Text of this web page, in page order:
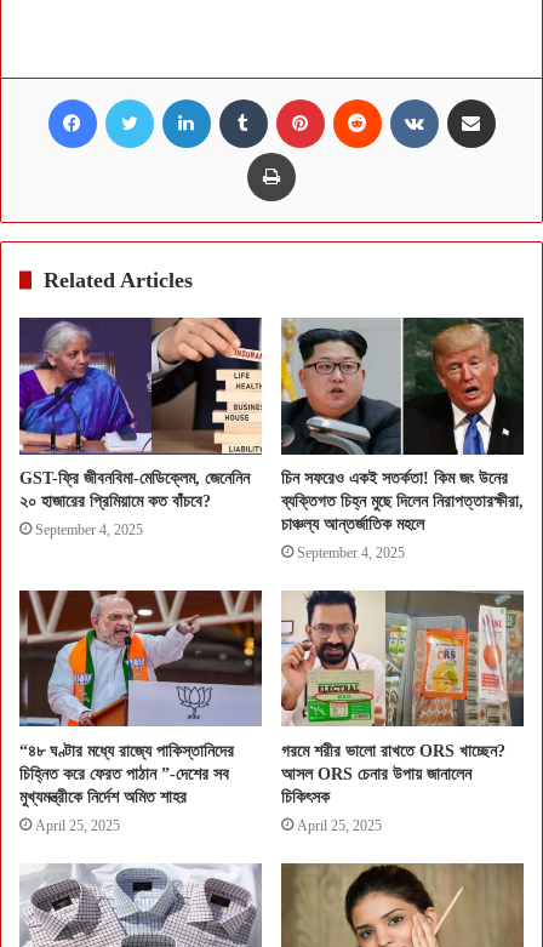
Facebook Twitter LinkedIn Tumblr Pinterest Reddit VKontakte
Print
Related Articles
GST-ফ্রি জীবনবিমা-মেডিক্লেম, জেনেনিন
২০ হাজারের প্রিমিয়ামে কত বাঁচবে?
September 4, 2025
চিন সফরেও একই সতর্কতা! কিম জং উনের
ব্যক্তিগত চিহ্ন মুছে দিলেন নিরাপত্তারক্ষীরা,
চাঞ্চল্য আন্তর্জাতিক মহলে
September 4, 2025
“৪৮ ঘণ্টার মধ্যে রাজ্যে পাকিস্তানিদের
চিহ্নিত করে ফেরত পাঠান ”-দেশের সব
মুখ্যমন্ত্রীকে নির্দেশ অমিত শাহর
April 25, 2025
গরমে শরীর ভালো রাখতে ORS খাচ্ছেন?
আসল ORS চেনার উপায় জানালেন
চিকিৎসক
April 25, 2025